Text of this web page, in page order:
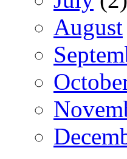
August